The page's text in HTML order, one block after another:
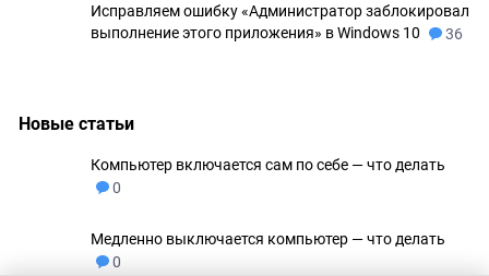
Исправляем ошибку «Администратор заблокировал
выполнение этого приложения» в Windows 10
36
Новые статьи
Компьютер включается сам по себе — что делать
0
Медленно выключается компьютер — что делать
0